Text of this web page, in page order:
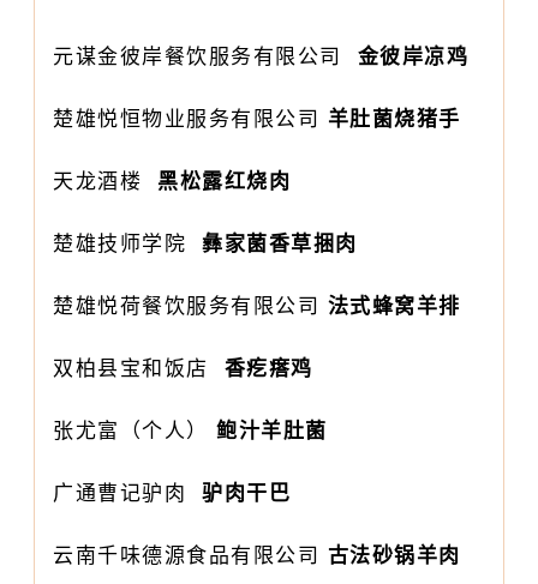
元谋金彼岸餐饮服务有限公司 金彼岸凉鸡
楚雄悦恒物业服务有限公司 羊肚菌烧猪手
天龙酒楼 黑松露红烧肉
楚雄技师学院 彝家菌香草捆肉
楚雄悦荷餐饮服务有限公司 法式蜂窝羊排
双柏县宝和饭店 香疙瘩鸡
张尤富（个人） 鲍汁羊肚菌
广通曹记驴肉 驴肉干巴
云南千味德源食品有限公司 古法砂锅羊肉